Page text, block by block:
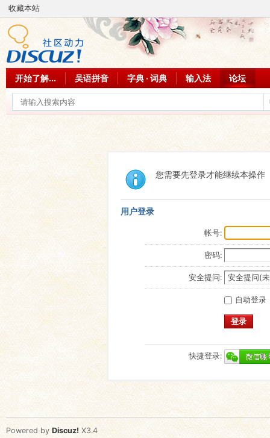
收藏本站
开始了解... 吴语拼音 字典 · 词典 输入法 论坛
您需要先登录才能继续本操作
用户登录
帐号:
密码:
安全提问:
自动登录
登录
快捷登录:
Powered by Discuz! X3.4